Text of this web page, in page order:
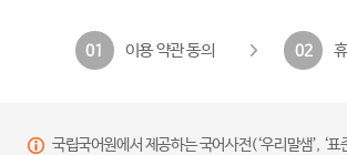
01 이용 약관 동의 02
국립국어원에서 제공하는 국어사전(‘우리말샘’, ‘